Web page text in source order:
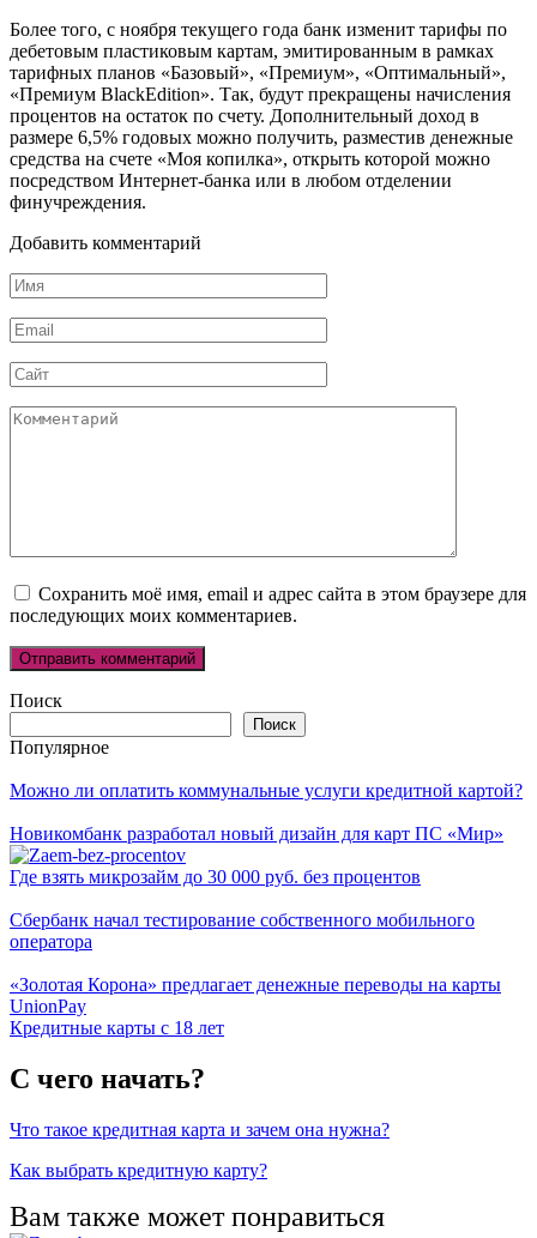
Более того, с ноября текущего года банк изменит тарифы по
дебетовым пластиковым картам, эмитированным в рамках
тарифных планов «Базовый», «Премиум», «Оптимальный»,
«Премиум BlackEdition». Так, будут прекращены начисления
процентов на остаток по счету. Дополнительный доход в
размере 6,5% годовых можно получить, разместив денежные
средства на счете «Моя копилка», открыть которой можно
посредством Интернет-банка или в любом отделении
финучреждения.
Добавить комментарий
Имя
*
Email
*
Сайт
Комментарий
Сохранить моё имя, email и адрес сайта в этом браузере для
последующих моих комментариев.
Поиск
Поиск
Популярное
Можно ли оплатить коммунальные услуги кредитной картой?
Новикомбанк разработал новый дизайн для карт ПС «Мир»
Где взять микрозайм до 30 000 руб. без процентов
Сбербанк начал тестирование собственного мобильного
оператора
«Золотая Корона» предлагает денежные переводы на карты
UnionPay
Кредитные карты с 18 лет
С чего начать?
Что такое кредитная карта и зачем она нужна?
Как выбрать кредитную карту?
Вам также может понравиться